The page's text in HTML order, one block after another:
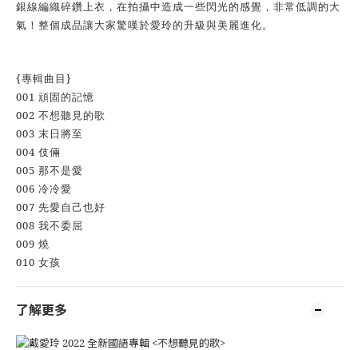
銀線編織碎鑽上衣 ，在拍攝中造成一些閃光的感覺，非常低調的大
氣！整個成品讓大家驚嘆於愛玲的升級與美麗進化。
{專輯曲目 }
001 頑固的記憶
002 不想聽見的歌
003 末日將至
004 伎倆
005 那不是愛
006 冷冷愛
007 先愛自己也好
008 我不委屈
009 燒
010 女孩
了解更多